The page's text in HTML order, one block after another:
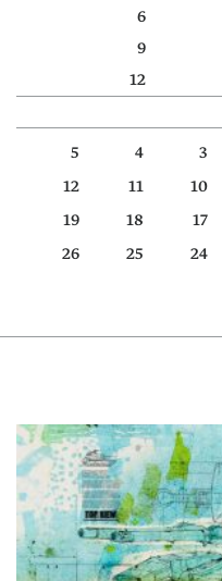
6
9
12
3
4
5
10
11
12
17
18
19
24
25
26